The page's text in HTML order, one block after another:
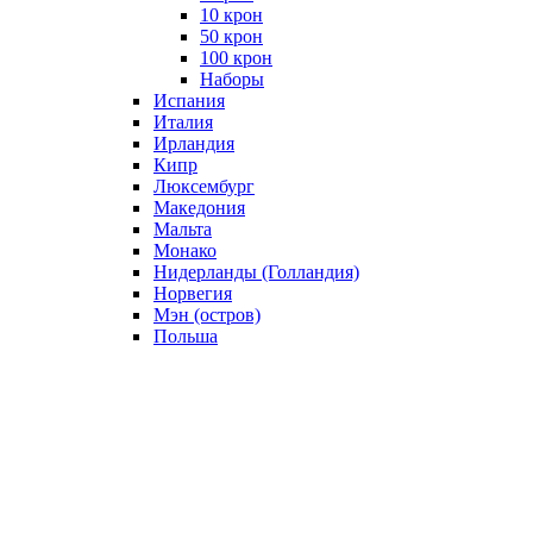
10 крон
50 крон
100 крон
Наборы
Испания
Италия
Ирландия
Кипр
Люксембург
Македония
Мальта
Монако
Нидерланды (Голландия)
Норвегия
Мэн (остров)
Польша